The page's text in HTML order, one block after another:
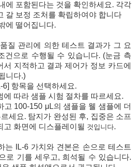
에 포함된다는 것을 확인하세요. 각각
갈 보정 조처를 확립하여야 합니다
에 떨어집니다.
질 관리에 의한 테스트 결과가 그 요
건으로 수행될 수 있습니다. (눈금 측
서 지적하고 결과 제어가 정보 카드에
니다.)
6] 항목을 선택하세요.
에 따라 샘플 시험 절차를 따르세요.
고 100-150 μL의 샘플을 웰 샘플에 더
세요. 탐지가 완성된 후, 집중은 소프
고 화면에 디스플레이될 것입니다.
는 IL-6 가치와 견본은 손으로 테스트
로 기를 세우고, 희석될 수 있습니다.